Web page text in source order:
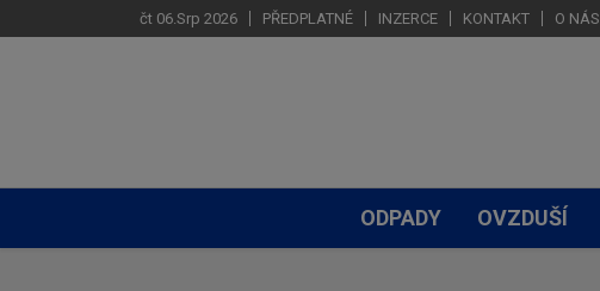
čt 06.Srp 2026 PŘEDPLATNÉ INZERCE KONTAKT O NÁS
ODPADY OVZDUŠÍ